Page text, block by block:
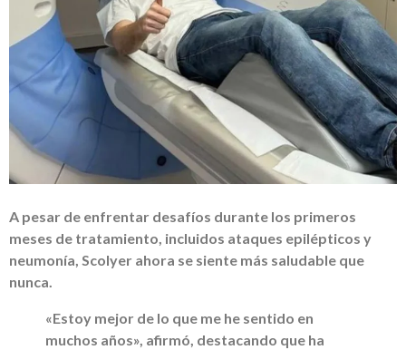
A pesar de enfrentar desafíos durante los primeros
meses de tratamiento, incluidos ataques epilépticos y
neumonía, Scolyer ahora se siente más saludable que
nunca.
«Estoy mejor de lo que me he sentido en
muchos años», afirmó, destacando que ha